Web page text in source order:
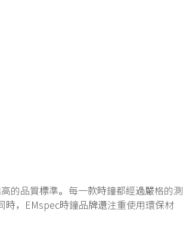
的品質標準。每一款時鐘都經過嚴格的測
，EMspec時鐘品牌還注重使用環保材